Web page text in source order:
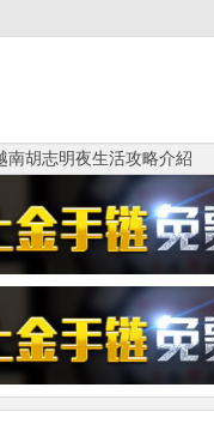
南胡志明夜生活攻略介紹